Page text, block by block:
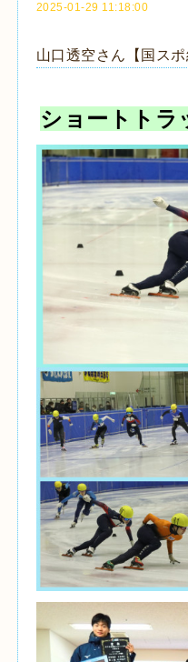
2025-01-29 11:18:00
山口透空さん【国スポ
ショートトラ